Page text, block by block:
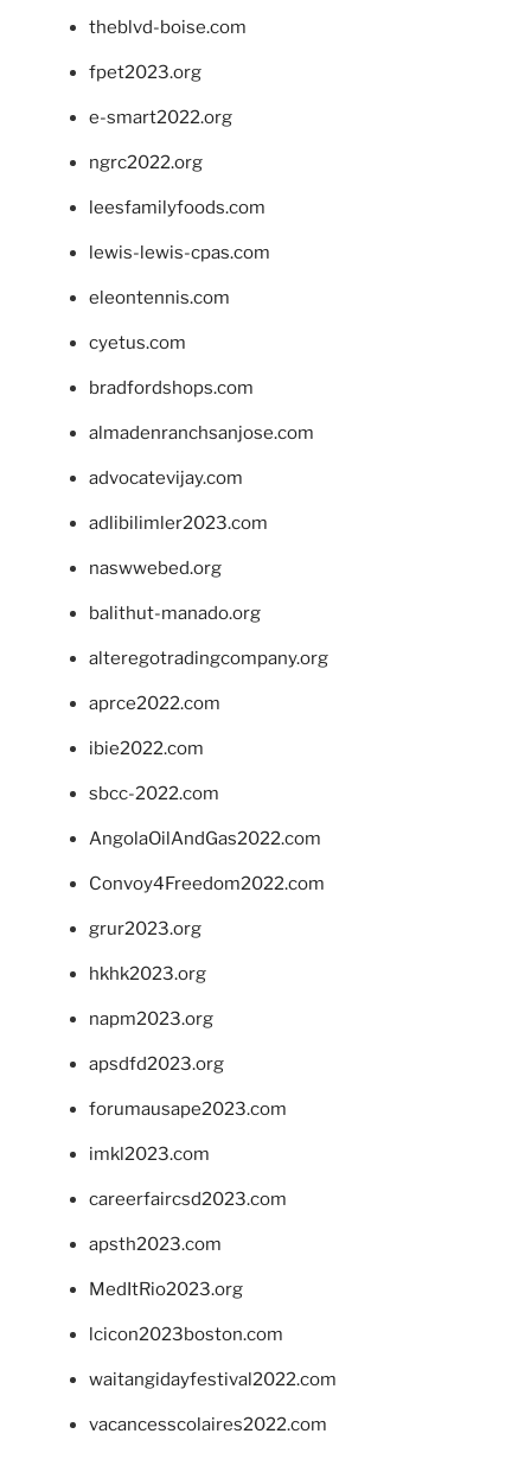
theblvd-boise.com
fpet2023.org
e-smart2022.org
ngrc2022.org
leesfamilyfoods.com
lewis-lewis-cpas.com
eleontennis.com
cyetus.com
bradfordshops.com
almadenranchsanjose.com
advocatevijay.com
adlibilimler2023.com
naswwebed.org
balithut-manado.org
alteregotradingcompany.org
aprce2022.com
ibie2022.com
sbcc-2022.com
AngolaOilAndGas2022.com
Convoy4Freedom2022.com
grur2023.org
hkhk2023.org
napm2023.org
apsdfd2023.org
forumausape2023.com
imkl2023.com
careerfaircsd2023.com
apsth2023.com
MedItRio2023.org
lcicon2023boston.com
waitangidayfestival2022.com
vacancesscolaires2022.com